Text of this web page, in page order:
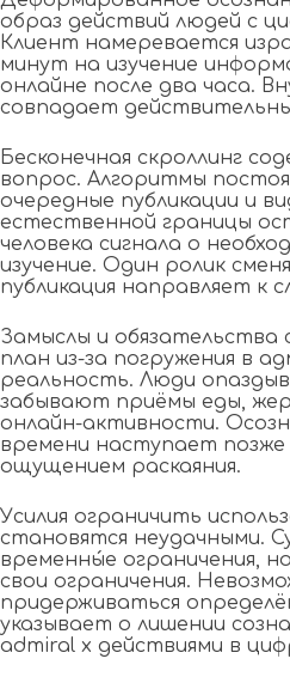
образ действий людей с
Клиент намеревается
минут на изучение
онлайне после два часа.
совпадает
Бесконечная скроллинг
вопрос. Алгоритмы
очередные публикации и
естественной границы
человека сигнала о
изучение. Один ролик
публикация направляет к
Замыслы и
план из-за погружения в
реальность. Люди
забывают приёмы еды,
онлайн-активности.
времени наступает позже
ощущением раскаяния.
Усилия ограничить
становятся неудачными.
временны́е ограничения,
свои ограничения.
придерживаться
указывает о лишении
admiral x действиями в